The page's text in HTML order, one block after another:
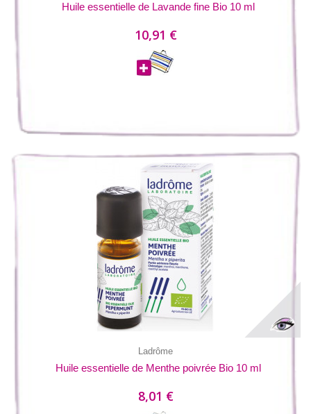
Huile essentielle de Lavande fine Bio 10 ml
10,91 €
Ladrôme
Huile essentielle de Menthe poivrée Bio 10 ml
8,01 €